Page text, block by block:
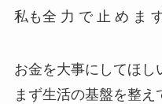
私も全 力 で 止 め ま す
お金を大事にしてほし
まず生活の基盤を整え